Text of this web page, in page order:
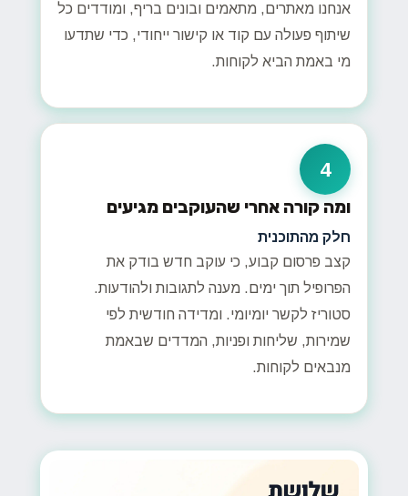
אנחנו מאתרים, מתאמים ובונים בריף, ומודדים כל
שיתוף פעולה עם קוד או קישור ייחודי, כדי שתדעו
מי באמת הביא לקוחות.
4
ומה קורה אחרי שהעוקבים מגיעים
חלק מהתוכנית
קצב פרסום קבוע, כי עוקב חדש בודק את
הפרופיל תוך ימים. מענה לתגובות ולהודעות.
סטוריז לקשר יומיומי. ומדידה חודשית לפי
שמירות, שליחות ופניות, המדדים שבאמת
מנבאים לקוחות.